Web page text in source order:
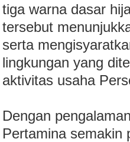
tiga warna dasar
tersebut
serta
lingkungan yang
aktivitas usaha
Dengan
Pertamina semakin